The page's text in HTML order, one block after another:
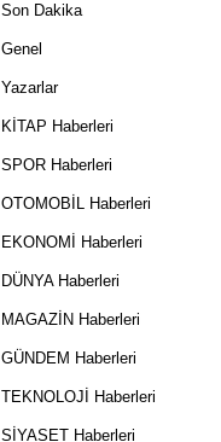
Son Dakika
Genel
Yazarlar
KİTAP Haberleri
SPOR Haberleri
OTOMOBİL Haberleri
EKONOMİ Haberleri
DÜNYA Haberleri
MAGAZİN Haberleri
GÜNDEM Haberleri
TEKNOLOJİ Haberleri
SİYASET Haberleri